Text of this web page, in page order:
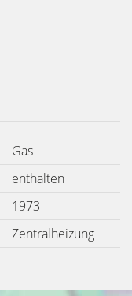
Gas
enthalten
1973
Zentralheizung